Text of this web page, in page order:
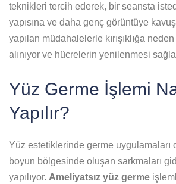
teknikleri tercih ederek, bir seansta
yapısına ve daha genç görüntüye
yapılan müdahalelerle kırışıklığa
alınıyor ve hücrelerin yenilenmesi
Yüz Germe İşlemi
Yapılır?
Yüz estetiklerinde germe uygulamaları
boyun bölgesinde oluşan sarkmaları
yapılıyor. Ameliyatsız yüz germe